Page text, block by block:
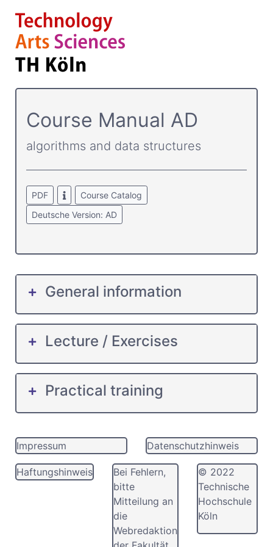
Course­ Manual AD
algorithms and data structures
PDF
Course Catalog
Deutsche Version: AD
General information
Lecture / Exercises
Practical training
Impressum Datenschutzhinweis
Haftungshinweis
Bei Fehlern,
bitte
Mitteilung an
die
Webredaktion
© 2022
Technische
Hochschule
Köln